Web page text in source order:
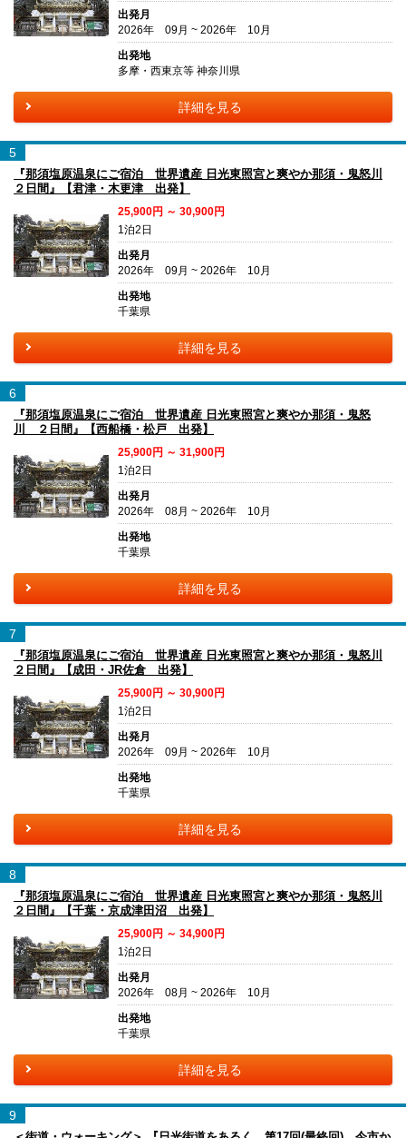
出発月
2026年 09月 ~ 2026年 10月
出発地
多摩・西東京等 神奈川県
詳細を見る
5
『那須塩原温泉にご宿泊 世界遺産 日光東照宮と爽やか那須・鬼怒川
２日間』【君津・木更津 出発】
25,900円 ～ 30,900円
1泊2日
出発月
2026年 09月 ~ 2026年 10月
出発地
千葉県
詳細を見る
6
『那須塩原温泉にご宿泊 世界遺産 日光東照宮と爽やか那須・鬼怒
川 ２日間』【西船橋・松戸 出発】
25,900円 ～ 31,900円
1泊2日
出発月
2026年 08月 ~ 2026年 10月
出発地
千葉県
詳細を見る
7
『那須塩原温泉にご宿泊 世界遺産 日光東照宮と爽やか那須・鬼怒川
２日間』【成田・JR佐倉 出発】
25,900円 ～ 30,900円
1泊2日
出発月
2026年 09月 ~ 2026年 10月
出発地
千葉県
詳細を見る
8
『那須塩原温泉にご宿泊 世界遺産 日光東照宮と爽やか那須・鬼怒川
２日間』【千葉・京成津田沼 出発】
25,900円 ～ 34,900円
1泊2日
出発月
2026年 08月 ~ 2026年 10月
出発地
千葉県
詳細を見る
9